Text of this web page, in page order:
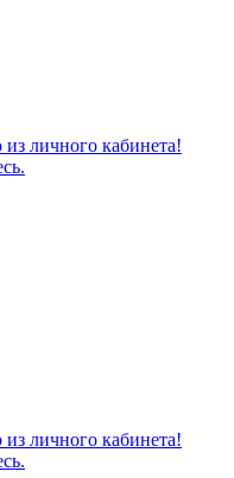
личного кабинета!
личного кабинета!